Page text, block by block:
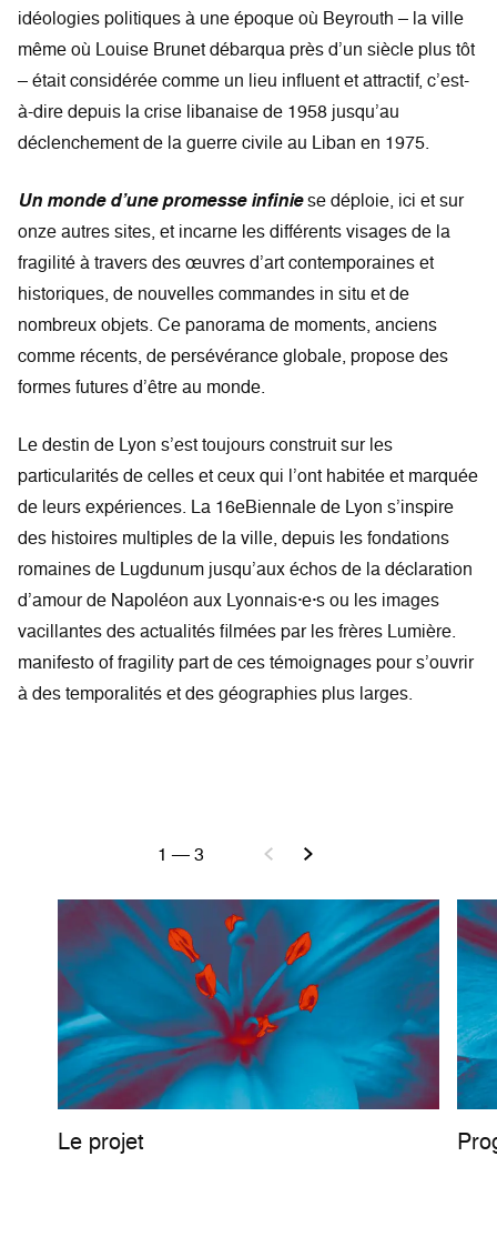
idéologies politiques à une époque où Beyrouth – la ville
même où Louise Brunet débarqua près d’un siècle plus tôt
– était considérée comme un lieu influent et attractif, c’est-
à-dire depuis la crise libanaise de 1958 jusqu’au
déclenchement de la guerre civile au Liban en 1975.
Un monde d’une promesse infiniese déploie, ici et sur
onze autres sites, et incarne les différents visages de la
fragilité à travers des œuvres d’art contemporaines et
historiques, de nouvelles commandes in situ et de
nombreux objets. Ce panorama de moments, anciens
comme récents, de persévérance globale, propose des
formes futures d’être au monde.
Le destin de Lyon s’est toujours construit sur les
particularités de celles et ceux qui l’ont habitée et marquée
de leurs expériences. La 16eBiennale de Lyon s’inspire
des histoires multiples de la ville, depuis les fondations
romaines de Lugdunum jusqu’aux échos de la déclaration
d’amour de Napoléon aux Lyonnais·e·s ou les images
vacillantes des actualités filmées par les frères Lumière.
manifesto of fragility part de ces témoignages pour s’ouvrir
à des temporalités et des géographies plus larges.
1 —3
Le projet